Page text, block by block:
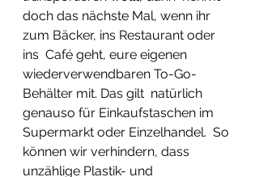
doch das nächste Mal, wenn ihr
zum Bäcker, ins Restaurant oder
ins  Café geht, eure eigenen
wiederverwendbaren To-Go-
Behälter mit. Das gilt  natürlich
genauso für Einkaufstaschen im
Supermarkt oder Einzelhandel.  So
können wir verhindern, dass
unzählige Plastik- und